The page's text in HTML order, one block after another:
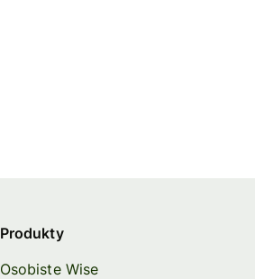
Produkty
Osobiste Wise